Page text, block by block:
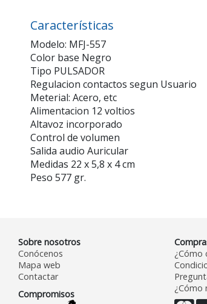
Características
Modelo: MFJ-557
Color base Negro
Tipo PULSADOR
Regulacion contactos segun Usuario
Meterial: Acero, etc
Alimentacion 12 voltios
Altavoz incorporado
Control de volumen
Salida audio Auricular
Medidas 22 x 5,8 x 4 cm
Peso 577 gr.
Sobre nosotros
Conócenos
Mapa web
Contactar
Compromisos
¿Cómo
¿Cómo